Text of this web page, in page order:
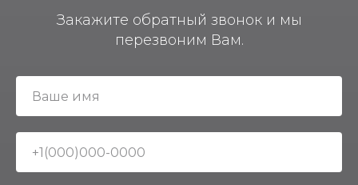
Закажите обратный звонок и мы
перезвоним Вам.